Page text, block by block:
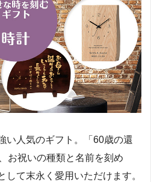
い人気のギフト。「60歳の還
お祝いの種類と名前を刻め
して末永く愛用いただけます。